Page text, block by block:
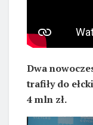
Dwa
trafiły do
4 mln zł.